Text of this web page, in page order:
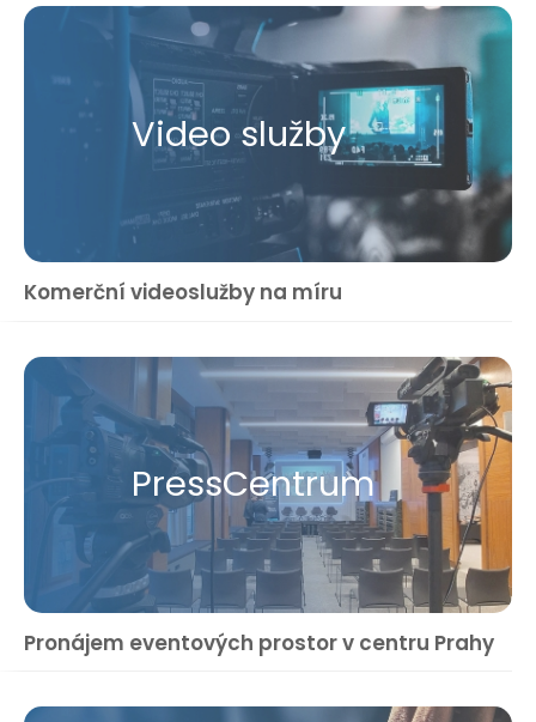
Video služby
Komerční videoslužby na míru
Press​Centrum
Pronájem eventových prostor v centru Prahy